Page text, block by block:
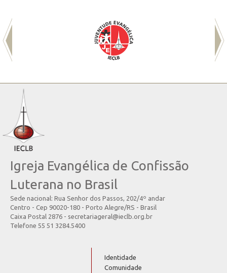
Igreja Evangélica de Confissão
Luterana no Brasil
Sede nacional: Rua Senhor dos Passos, 202/4º andar
Centro - Cep 90020-180 - Porto Alegre/RS - Brasil
Caixa Postal 2876 - secretariageral@ieclb.org.br
Telefone 55 51 3284.5400
Identidade
Comunidade